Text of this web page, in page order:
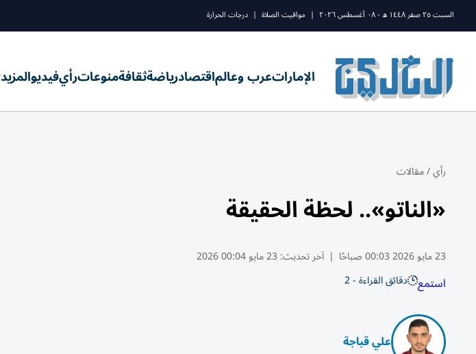
السبت ٢٥ صفر ١٤٤٨ ه - ٠٨ أغسطس ٢٠٢٦ | مواقيت الصلاة | درجات الحرارة
الإماراتعرب وعالماقتصادرياضةثقافةمنوعاترأيفيديوالمزيد
رأي/مقالات
«الناتو».. لحظة الحقيقة
23 مايو 2026 00:03 صباحًا | آخر تحديث: 23 مايو 00:04 2026
استمع دقائق القراءة - 2
علي قباجة